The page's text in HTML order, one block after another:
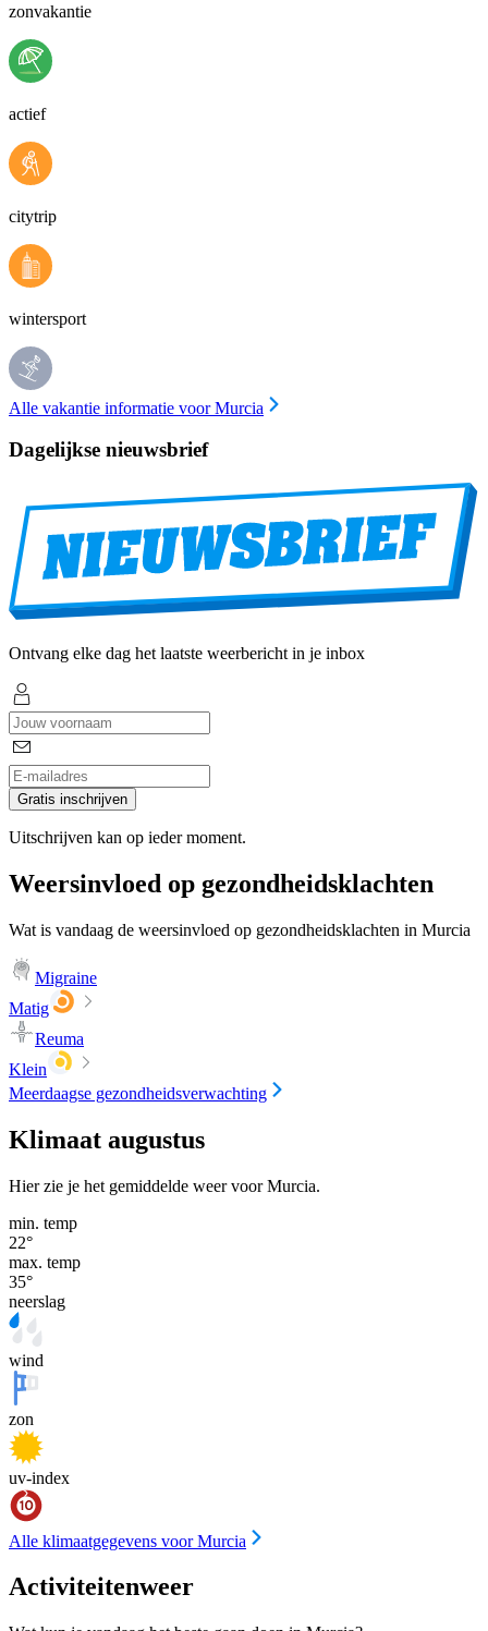
zonvakantie
actief
citytrip
wintersport
Alle vakantie informatie voor Murcia
Dagelijkse nieuwsbrief
Ontvang elke dag het laatste weerbericht in je inbox
Gratis inschrijven
Uitschrijven kan op ieder moment.
Weersinvloed op gezondheidsklachten
Wat is vandaag de weersinvloed op gezondheidsklachten in Murcia
Migraine
Matig
Reuma
Klein
Meerdaagse gezondheidsverwachting
Klimaat augustus
Hier zie je het gemiddelde weer voor Murcia.
min. temp
22°
max. temp
35°
neerslag
wind
zon
uv-index
Alle klimaatgegevens voor Murcia
Activiteitenweer